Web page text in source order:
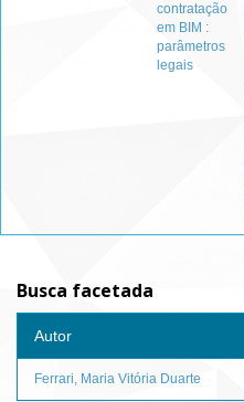
contratação
em BIM :
parâmetros
legais
Busca facetada
Autor
Ferrari, Maria Vitória Duarte